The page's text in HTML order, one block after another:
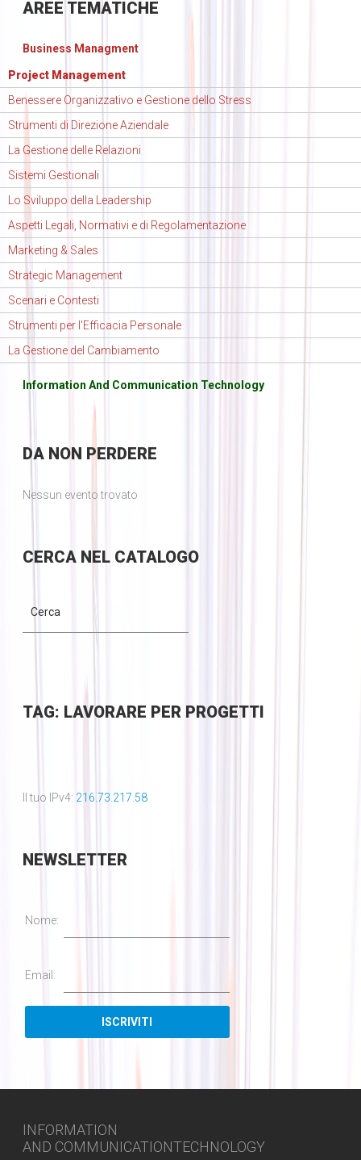
AREE TEMATICHE
Business Managment
Project Management
Benessere Organizzativo e Gestione dello Stress
Strumenti di Direzione Aziendale
La Gestione delle Relazioni
Sistemi Gestionali
Lo Sviluppo della Leadership
Aspetti Legali, Normativi e di Regolamentazione
Marketing & Sales
Strategic Management
Scenari e Contesti
Strumenti per l'Efficacia Personale
La Gestione del Cambiamento
Information And Communication Technology
DANON PERDERE
Nessun evento trovato
CERCANEL CATALOGO
TAG: LAVORARE PER PROGETTI
Il tuo IPv4: 216.73.217.58
NEWSLETTER
Nome:
Email:
INFORMATION
AND COMMUNICATIONTECHNOLOGY